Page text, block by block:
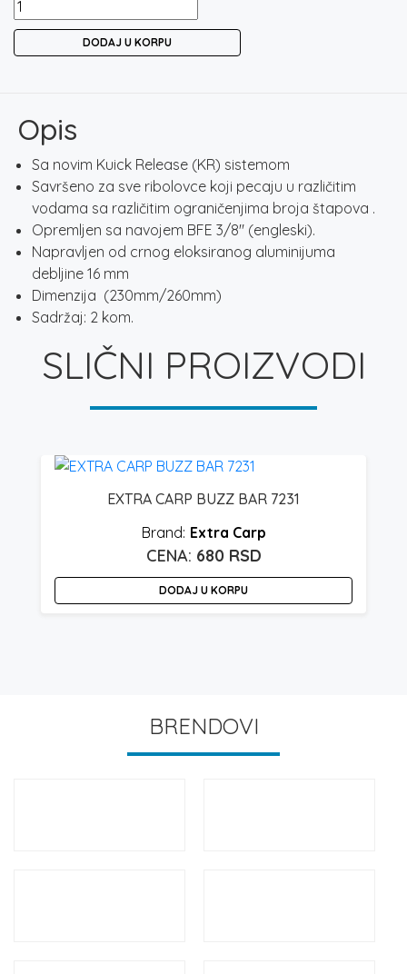
3
količina
DODAJ U KORPU
Opis
Sa novim Kuick Release (KR) sistemom
Savršeno za sve ribolovce koji pecaju u različitim
vodama sa različitim ograničenjima broja štapova .
Opremljen sa navojem BFE 3/8″ (engleski).
Napravljen od crnog eloksiranog aluminijuma
debljine 16 mm
Dimenzija (230mm/260mm)
Sadržaj: 2 kom.
SLIČNI PROIZVODI
EXTRA CARP BUZZ BAR 7231
Extra Carp
680 RSD
DODAJ U KORPU
BRENDOVI